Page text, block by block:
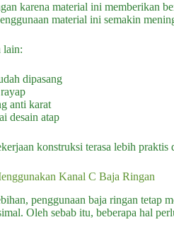
karena material ini memberikan
material ini semakin
lain:
dipasang
anti karat
desain atap
konstruksi terasa lebih praktis
Kanal C Baja Ringan
penggunaan baja ringan tetap
Oleh sebab itu, beberapa hal